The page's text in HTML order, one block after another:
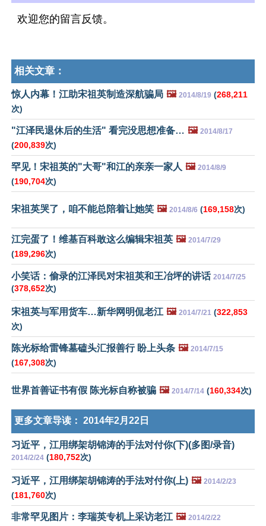
欢迎您的留言反馈。
相关文章：
惊人内幕！江助宋祖英制造深航骗局 🖼️ 2014/8/19 (268,211
次)
"江泽民退休后的生活" 看完没思想准备… 🖼️ 2014/8/17
(200,839次)
罕见！宋祖英的"大哥"和江的亲亲一家人 🖼️ 2014/8/9
(190,704次)
宋祖英哭了，咱不能总陪着让她笑 🖼️ 2014/8/6 (169,158次)
江完蛋了！维基百科敢这么编辑宋祖英 🖼️ 2014/7/29
(189,296次)
小笑话：偷录的江泽民对宋祖英和王冶坪的讲话 2014/7/25
(378,652次)
宋祖英与军用货车…新华网明侃老江 🖼️ 2014/7/21 (322,853
次)
陈光标给雷锋墓磕头汇报善行 盼上头条 🖼️ 2014/7/15
(167,308次)
世界首善证书有假 陈光标自称被骗 🖼️ 2014/7/14 (160,334次)
更多文章导读： 2014年2月22日
习近平，江用绑架胡锦涛的手法对付你(下)(多图/录音)
2014/2/24 (180,752次)
习近平，江用绑架胡锦涛的手法对付你(上) 🖼️ 2014/2/23
(181,760次)
非常罕见图片：李瑞英专机上采访老江 🖼️ 2014/2/22